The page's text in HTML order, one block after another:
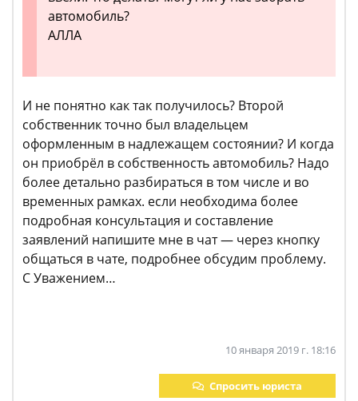
автомобиль?
АЛЛА
И не понятно как так получилось? Второй
собственник точно был владельцем
оформленным в надлежащем состоянии? И когда
он приобрёл в собственность автомобиль? Надо
более детально разбираться в том числе и во
временных рамках. если необходима более
подробная консультация и составление
заявлений напишите мне в чат — через кнопку
общаться в чате, подробнее обсудим проблему.
С Уважением…
10 января 2019 г. 18:16
Спросить юриста